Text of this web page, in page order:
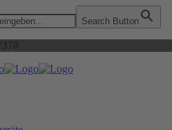
Search Button